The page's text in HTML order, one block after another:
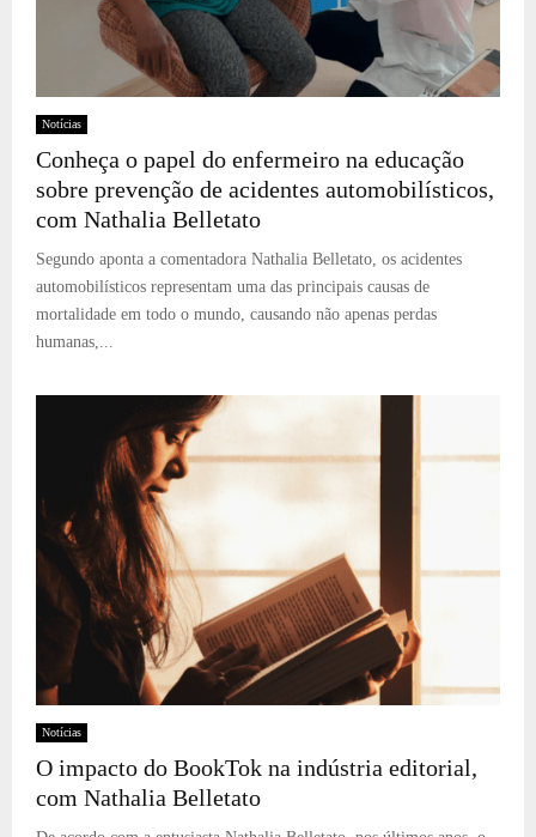
Notícias
Conheça o papel do enfermeiro na educação
sobre prevenção de acidentes automobilísticos,
com Nathalia Belletato
Segundo aponta a comentadora Nathalia Belletato, os acidentes
automobilísticos representam uma das principais causas de
mortalidade em todo o mundo, causando não apenas perdas
humanas,...
Notícias
O impacto do BookTok na indústria editorial,
com Nathalia Belletato